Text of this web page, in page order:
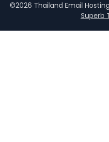
©2026 Thailand Email Hosting
Superb